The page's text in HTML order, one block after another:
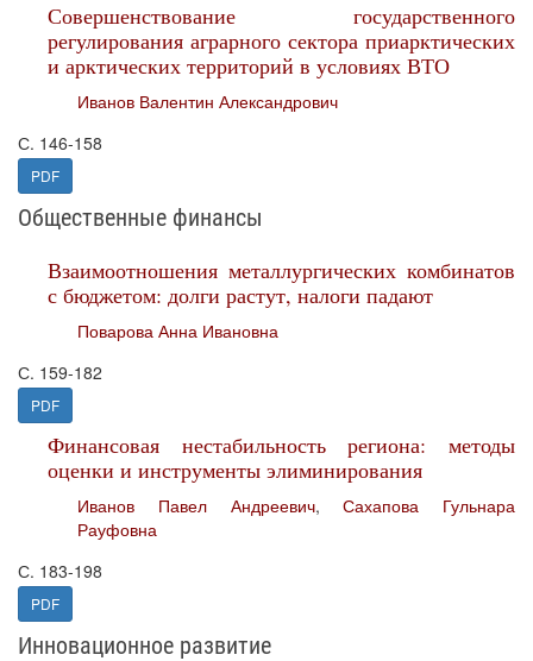
Совершенствование государственного
регулирования аграрного сектора приарктических
и арктических территорий в условиях ВТО
Иванов Валентин Александрович
С. 146-158
PDF
Общественные финансы
Взаимоотношения металлургических комбинатов
с бюджетом: долги растут, налоги падают
Поварова Анна Ивановна
С. 159-182
PDF
Финансовая нестабильность региона: методы
оценки и инструменты элиминирования
Иванов Павел Андреевич,Сахапова Гульнара
Рауфовна
С. 183-198
PDF
Инновационное развитие